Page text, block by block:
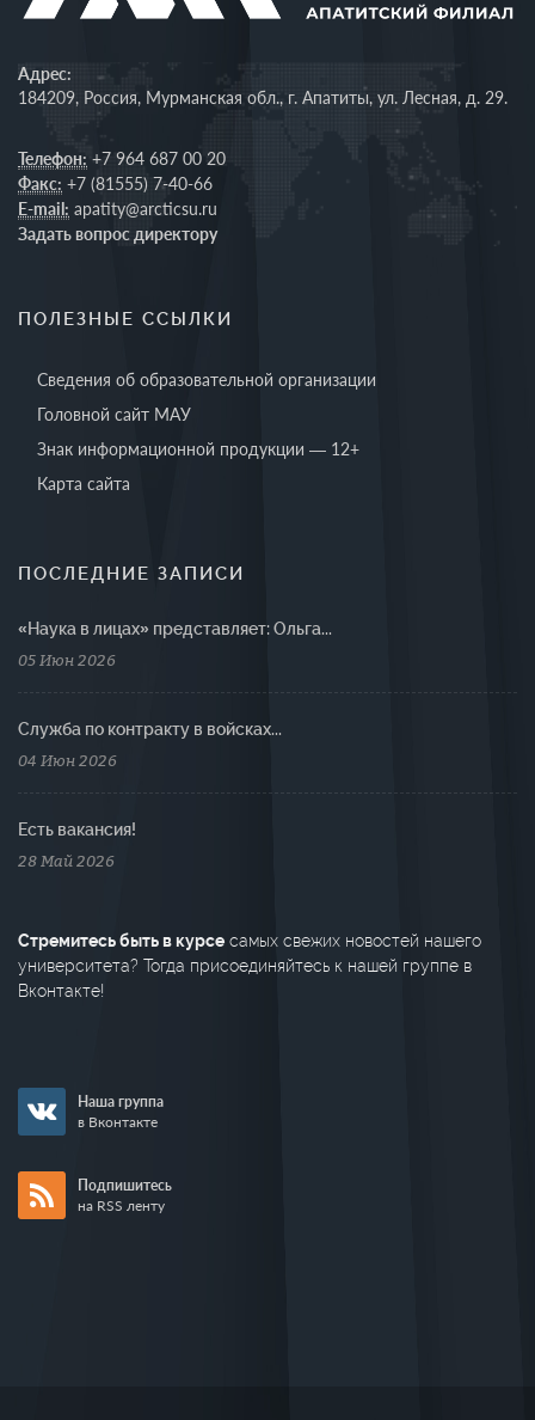
Адрес:
184209, Россия, Мурманская обл., г. Апатиты, ул. Лесная, д. 29.
Телефон: +7 964 687 00 20
Факс: +7 (81555) 7-40-66
E-mail: apatity@arcticsu.ru
Задать вопрос директору
ПОЛЕЗНЫЕ ССЫЛКИ
Сведения об образовательной организации
Головной сайт МАУ
Знак информационной продукции — 12+
Карта сайта
ПОСЛЕДНИЕ ЗАПИСИ
«Наука в лицах» представляет: Ольга...
05 Июн 2026
Cлужба по контракту в войсках...
04 Июн 2026
Есть вакансия!
28 Май 2026
Стремитесь быть в курсе самых свежих новостей нашего
университета? Тогда присоединяйтесь к нашей группе в
Вконтакте!
Наша группа
в Вконтакте
Подпишитесь
на RSS ленту